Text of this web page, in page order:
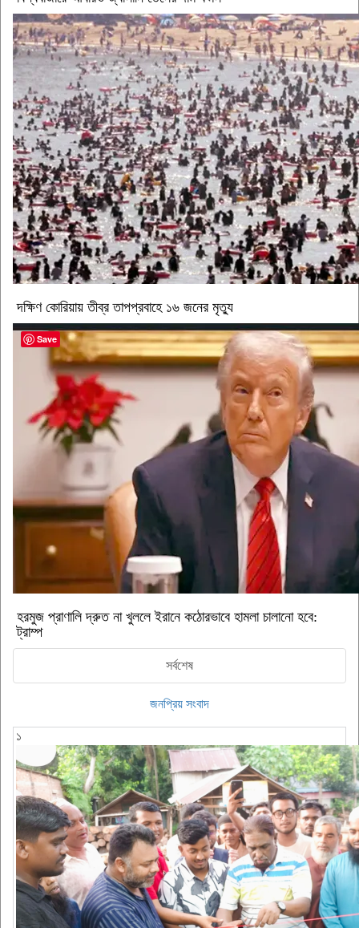
দক্ষিণ কোরিয়ায় তীব্র তাপপ্রবাহে ১৬ জনের মৃত্যু
হরমুজ প্রাণালি দ্রুত না খুললে ইরানে কঠোরভাবে হামলা চালানো হবে:
ট্রাম্প
সর্বশেষ
জনপ্রিয় সংবাদ
১
Save